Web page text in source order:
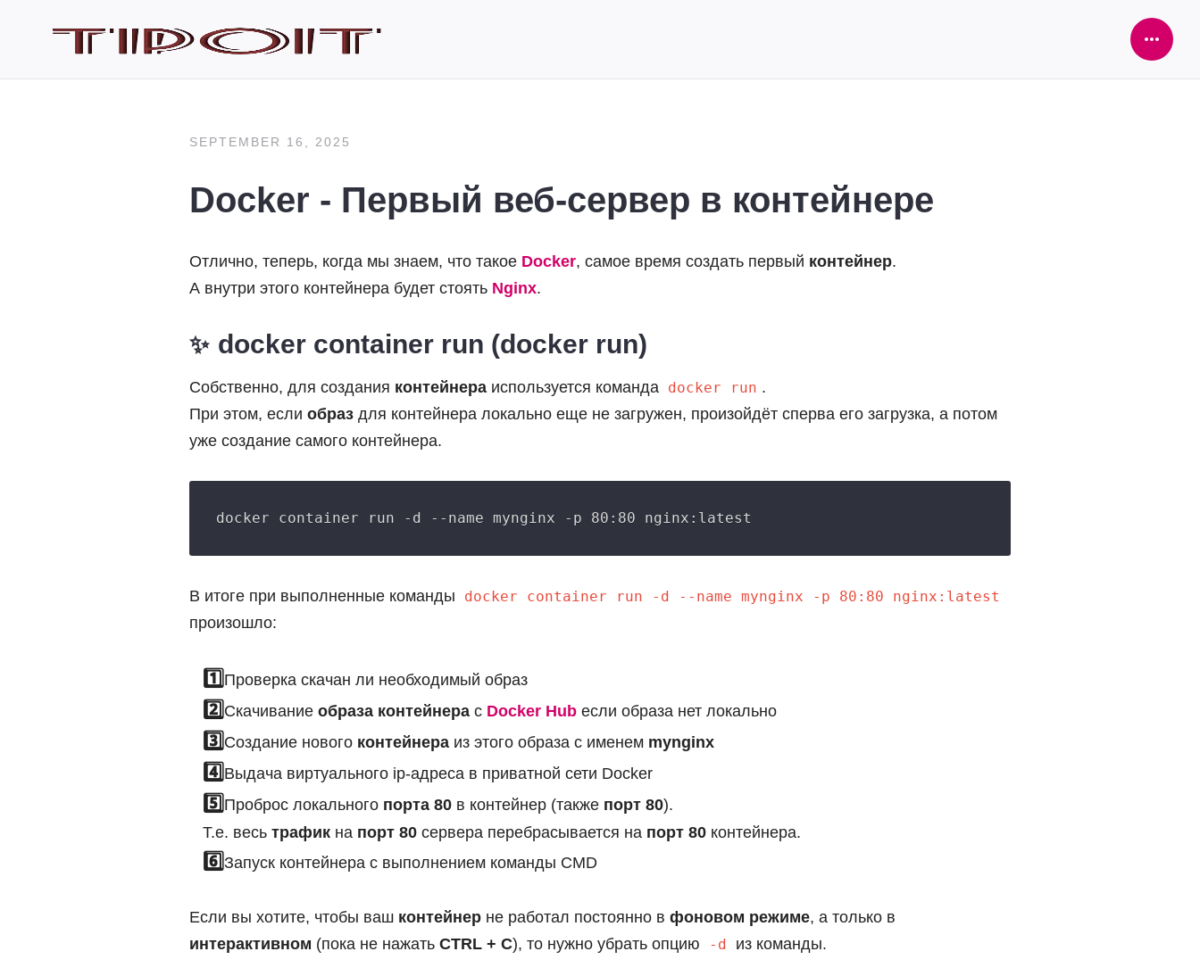
Open
SEPTEMBER 16, 2025
Docker - Первый веб-сервер в контейнере
Отлично, теперь, когда мы знаем, что такое Docker, самое время создать первый контейнер.
А внутри этого контейнера будет стоять Nginx.
docker container run (docker run)
Собственно, для создания контейнера используется команда docker run .
При этом, если образ для контейнера локально еще не загружен, произойдёт сперва его загрузка, а потом
уже создание самого контейнера.
В итоге при выполненные команды docker container run -d --name mynginx -p 80:80 nginx:latest
произошло:
Проверка скачан ли необходимый образ
Скачивание образа контейнера с Docker Hub если образа нет локально
Создание нового контейнера из этого образа с именем mynginx
Выдача виртуального ip-адреса в приватной сети Docker
Проброс локального порта 80 в контейнер (также порт 80).
Т.е. весь трафик на порт 80 сервера перебрасывается на порт 80 контейнера.
Запуск контейнера с выполнением команды CMD
Если вы хотите, чтобы ваш контейнер не работал постоянно в фоновом режиме, а только в
интерактивном (пока не нажать CTRL + C), то нужно убрать опцию -d из команды.